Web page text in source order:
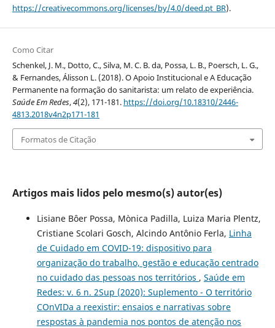
https://creativecommons.org/licenses/by/4.0/deed.pt_BR).
Como Citar
Schenkel, J. M., Dotto, C., Silva, M. C. B. da, Possa, L. B., Poersch, L. G.,
& Fernandes, Álisson L. (2018). O Apoio Institucional e A Educação
Permanente na formação do sanitarista: um relato de experiência.
Saúde Em Redes,4(2), 171-181. https://doi.org/10.18310/2446-
4813.2018v4n2p171-181
Formatos de Citação
Artigos mais lidos pelo mesmo(s) autor(es)
Lisiane Bôer Possa, Mònica Padilla, Luiza Maria Plentz,
Cristiane Scolari Gosch, Alcindo Antônio Ferla, Linha
de Cuidado em COVID-19: dispositivo para
organização do trabalho, gestão e educação centrado
no cuidado das pessoas nos territórios , Saúde em
Redes: v. 6 n. 2Sup (2020): Suplemento - O território
COnVIDa a reexistir: ensaios e narrativas sobre
respostas à pandemia nos pontos de atenção nos